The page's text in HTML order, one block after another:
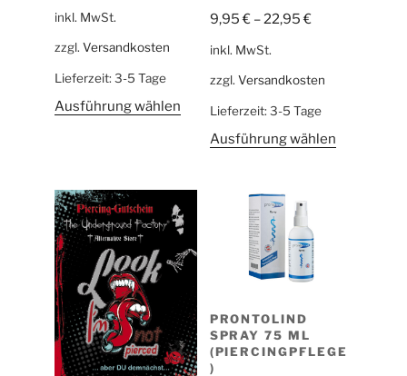
inkl. MwSt.
zzgl. Versandkosten
Lieferzeit: 3-5 Tage
Ausführung wählen
9,95€–22,95€
inkl. MwSt.
zzgl. Versandkosten
Lieferzeit: 3-5 Tage
Ausführung wählen
PRONTOLIND
SPRAY 75 ML
(PIERCINGPFLEGE
)